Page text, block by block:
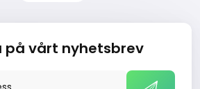
på vårt nyhetsbrev